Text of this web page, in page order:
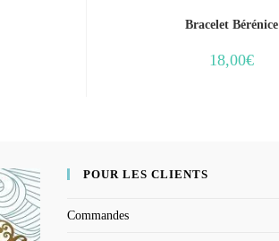
Bracelet Bérénice
18,00€
POUR LES CLIENTS
Commandes